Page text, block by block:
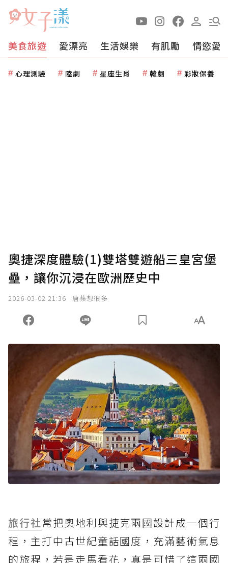
美食旅遊 愛漂亮 生活娛樂 有肌勵 情慾愛
心理測驗 陸劇 星座生肖 韓劇 彩妝保養
奧捷深度體驗(1)雙塔雙遊船三皇宮堡
壘，讓你沉浸在歐洲歷史中
2026-03-02 21:36 唐蘋想很多
旅行社常把奧地利與捷克兩國設計成一個行
程，主打中古世紀童話國度，充滿藝術氣息
的旅程，若是走馬看花，真是可惜了這兩國